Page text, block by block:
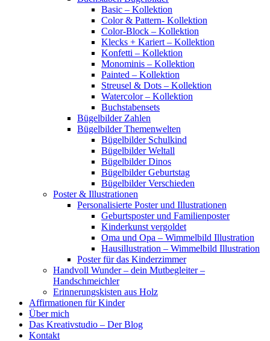
Basic – Kollektion
Color & Pattern- Kollektion
Color-Block – Kollektion
Klecks + Kariert – Kollektion
Konfetti – Kollektion
Monominis – Kollektion
Painted – Kollektion
Streusel & Dots – Kollektion
Watercolor – Kollektion
Buchstabensets
Bügelbilder Zahlen
Bügelbilder Themenwelten
Bügelbilder Schulkind
Bügelbilder Weltall
Bügelbilder Dinos
Bügelbilder Geburtstag
Bügelbilder Verschieden
Poster & Illustrationen
Personalisierte Poster und Illustrationen
Geburtsposter und Familienposter
Kinderkunst vergoldet
Oma und Opa – Wimmelbild Illustration
Hausillustration – Wimmelbild Illustration
Poster für das Kinderzimmer
Handvoll Wunder – dein Mutbegleiter –
Handschmeichler
Erinnerungskisten aus Holz
Affirmationen für Kinder
Über mich
Das Kreativstudio – Der Blog
Kontakt